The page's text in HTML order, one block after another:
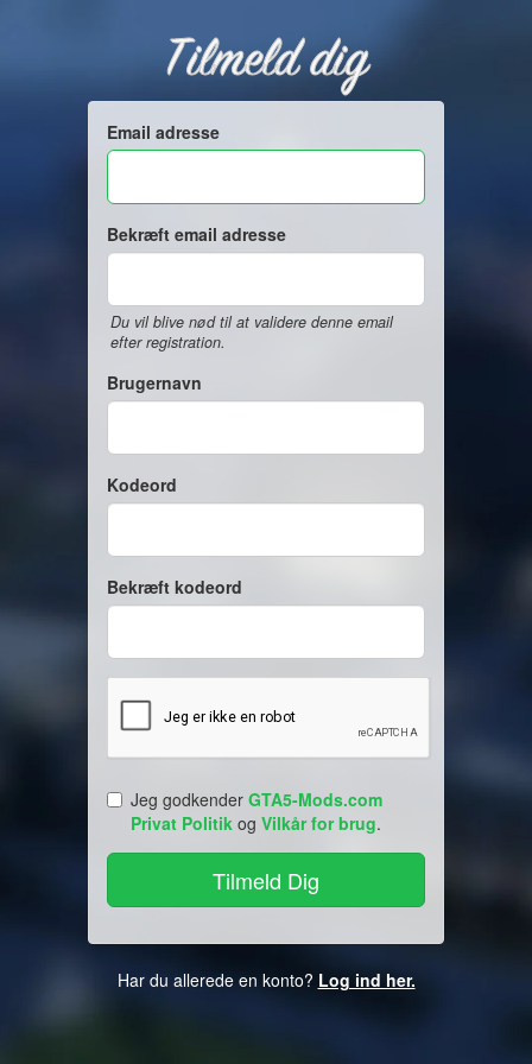
Tilmeld dig
Email adresse
Bekræft email adresse
Du vil blive nød til at validere denne email
efter registration.
Brugernavn
Kodeord
Bekræft kodeord
Jeg godkender GTA5-Mods.com
Privat Politik og Vilkår for brug.
Har du allerede en konto? Log ind her.